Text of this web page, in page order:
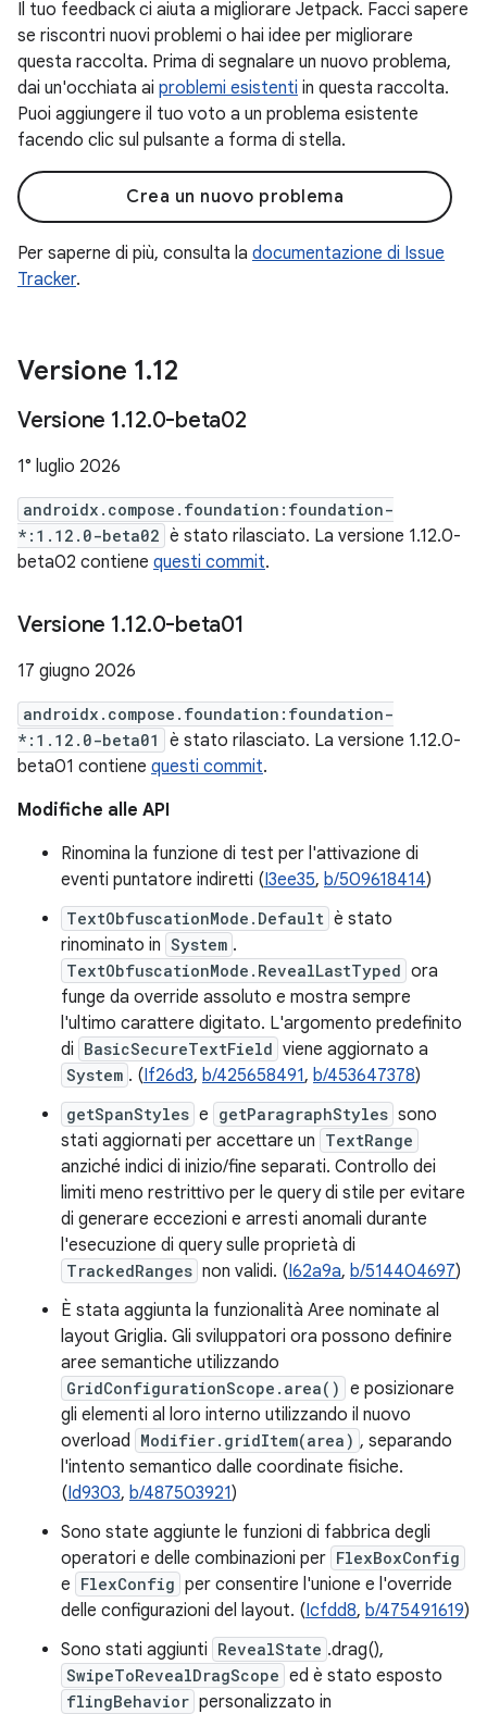
Il tuo feedback ci aiuta a migliorare Jetpack. Facci sapere
se riscontri nuovi problemi o hai idee per migliorare
questa raccolta. Prima di segnalare un nuovo problema,
dai un'occhiata ai problemi esistenti in questa raccolta.
Puoi aggiungere il tuo voto a un problema esistente
facendo clic sul pulsante a forma di stella.
Crea un nuovo problema
Per saperne di più, consulta la documentazione di Issue
Tracker.
Versione 1.12
Versione 1.12.0-beta02
1° luglio 2026
androidx.compose.foundation:foundation-
*:1.12.0-beta02 è stato rilasciato. La versione 1.12.0-
beta02 contiene questi commit.
Versione 1.12.0-beta01
17 giugno 2026
androidx.compose.foundation:foundation-
*:1.12.0-beta01
è stato rilasciato. La versione 1.12.0-
beta01 contiene questi commit.
Modifiche alle API
Rinomina la funzione di test per l'attivazione di
eventi puntatore indiretti (I3ee35, b/509618414)
TextObfuscationMode.Default è stato
rinominato in System .
TextObfuscationMode.RevealLastTyped ora
funge da override assoluto e mostra sempre
l'ultimo carattere digitato. L'argomento predefinito
di BasicSecureTextField viene aggiornato a
System . (If26d3, b/425658491, b/453647378)
getSpanStyles e getParagraphStyles sono
stati aggiornati per accettare un TextRange
anziché indici di inizio/fine separati. Controllo dei
limiti meno restrittivo per le query di stile per evitare
di generare eccezioni e arresti anomali durante
l'esecuzione di query sulle proprietà di
TrackedRanges non validi. (I62a9a, b/514404697)
È stata aggiunta la funzionalità Aree nominate al
layout Griglia. Gli sviluppatori ora possono definire
aree semantiche utilizzando
GridConfigurationScope.area() e posizionare
gli elementi al loro interno utilizzando il nuovo
overload Modifier.gridItem(area) , separando
l'intento semantico dalle coordinate fisiche.
(Id9303, b/487503921)
Sono state aggiunte le funzioni di fabbrica degli
operatori e delle combinazioni per FlexBoxConfig
e FlexConfig per consentire l'unione e l'override
delle configurazioni del layout. (Icfdd8, b/475491619)
Sono stati aggiunti RevealState .drag(),
SwipeToRevealDragScope ed è stato esposto
flingBehavior personalizzato in